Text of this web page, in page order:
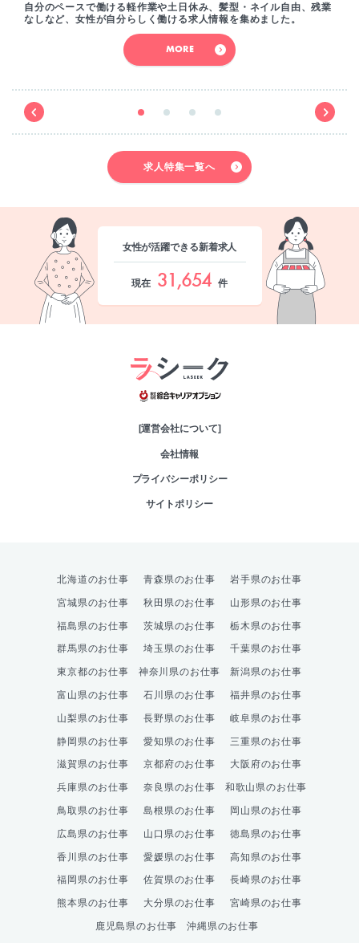
自分のペースで働ける軽作業や土日休み、髪型・ネイル自由、残業
なしなど、女性が自分らしく働ける求人情報を集めました。
MORE
求人特集一覧へ
女性が活躍できる新着求人
現在 31,654 件
[運営会社について]
会社情報
プライバシーポリシー
サイトポリシー
北海道のお仕事 青森県のお仕事 岩手県のお仕事
宮城県のお仕事 秋田県のお仕事 山形県のお仕事
福島県のお仕事 茨城県のお仕事 栃木県のお仕事
群馬県のお仕事 埼玉県のお仕事 千葉県のお仕事
東京都のお仕事 神奈川県のお仕事 新潟県のお仕事
富山県のお仕事 石川県のお仕事 福井県のお仕事
山梨県のお仕事 長野県のお仕事 岐阜県のお仕事
静岡県のお仕事 愛知県のお仕事 三重県のお仕事
滋賀県のお仕事 京都府のお仕事 大阪府のお仕事
兵庫県のお仕事 奈良県のお仕事 和歌山県のお仕事
鳥取県のお仕事 島根県のお仕事 岡山県のお仕事
広島県のお仕事 山口県のお仕事 徳島県のお仕事
香川県のお仕事 愛媛県のお仕事 高知県のお仕事
福岡県のお仕事 佐賀県のお仕事 長崎県のお仕事
熊本県のお仕事 大分県のお仕事 宮崎県のお仕事
鹿児島県のお仕事 沖縄県のお仕事